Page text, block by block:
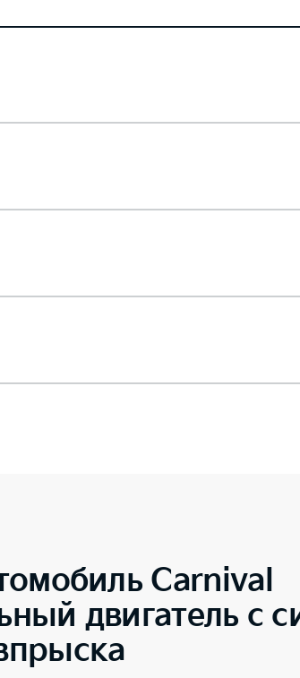
Carnival
двигатель с